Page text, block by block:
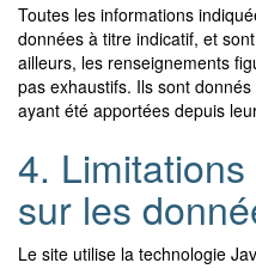
Toutes les informations
données à titre indicatif, et
ailleurs, les renseignements
pas exhaustifs. Ils sont
ayant été apportées depuis
4.
sur les
Le site utilise la technologie